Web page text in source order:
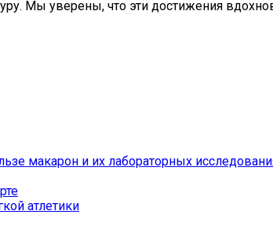
Мы уверены, что эти достижения
макарон и их лабораторных
атлетики